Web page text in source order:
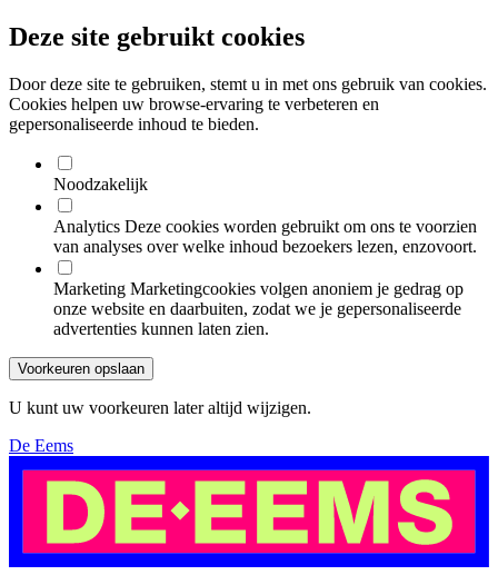
Deze site gebruikt cookies
Door deze site te gebruiken, stemt u in met ons gebruik van cookies.
Cookies helpen uw browse-ervaring te verbeteren en
gepersonaliseerde inhoud te bieden.
Noodzakelijk
Analytics Deze cookies worden gebruikt om ons te voorzien
van analyses over welke inhoud bezoekers lezen, enzovoort.
Marketing Marketingcookies volgen anoniem je gedrag op
onze website en daarbuiten, zodat we je gepersonaliseerde
advertenties kunnen laten zien.
Voorkeuren opslaan
U kunt uw voorkeuren later altijd wijzigen.
De Eems